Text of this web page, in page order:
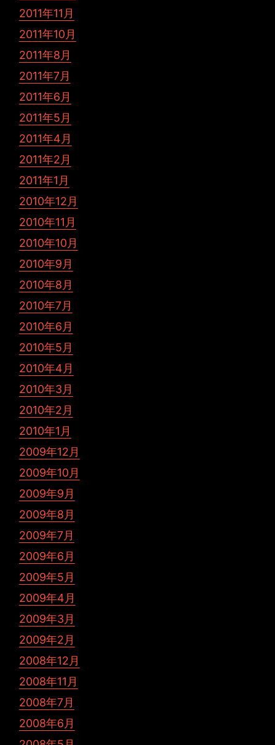
2011年11月
2011年10月
2011年8月
2011年7月
2011年6月
2011年5月
2011年4月
2011年2月
2011年1月
2010年12月
2010年11月
2010年10月
2010年9月
2010年8月
2010年7月
2010年6月
2010年5月
2010年4月
2010年3月
2010年2月
2010年1月
2009年12月
2009年10月
2009年9月
2009年8月
2009年7月
2009年6月
2009年5月
2009年4月
2009年3月
2009年2月
2008年12月
2008年11月
2008年7月
2008年6月